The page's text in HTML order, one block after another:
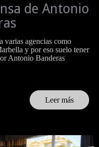
de Antonio
varias agencias como
y por eso suelo tener
Antonio Banderas
Leer más